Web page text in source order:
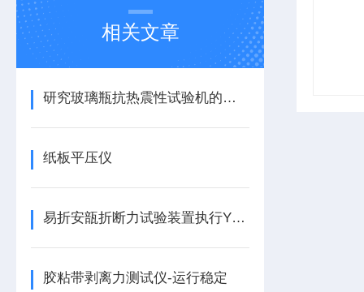
相关文章
研究玻璃瓶抗热震性试验机的工作原理与测试标准
纸板平压仪
易折安瓿折断力试验装置执行YBB00332002-2015标准
胶粘带剥离力测试仪-运行稳定